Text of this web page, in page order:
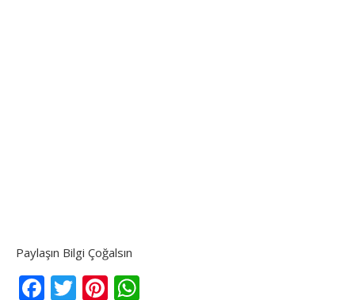
Paylaşın Bilgi Çoğalsın
Facebook
TwitterPinterest